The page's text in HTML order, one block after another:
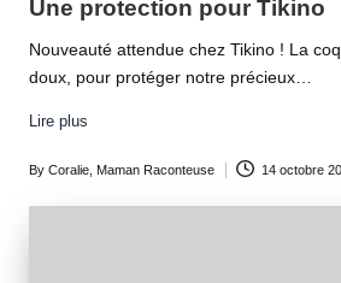
Une protection pour Tikino
Nouveauté attendue chez Tikino ! La
doux, pour protéger notre précieux…
Lire plus
Posted
by
By Coralie, Maman Raconteuse 14 octobre